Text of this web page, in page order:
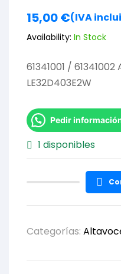
15,00€(IVA
Availability: In Stock
61341001 / 61341002
LE32D403E2W
Pedir
1 disponibles
Categorías: